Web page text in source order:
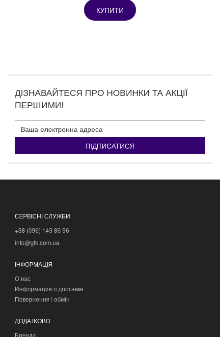
КУПИТИ
ДІЗНАВАЙТЕСЯ ПРО НОВИНКИ ТА АКЦІЇ
ПЕРШИМИ!
ПІДПИСАТИСЯ
СЕРВІСНІ СЛУЖБИ
+38 (096) 149 86 96
info@gtk.com.ua
ІНФОРМАЦІЯ
О нас
Информация о доставке
Повернення і обмін
ДОДАТКОВО
Бренди